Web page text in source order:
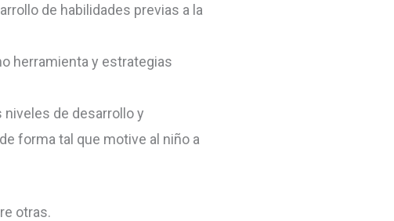
de habilidades previas a la
herramienta y estrategias
niveles de desarrollo y
forma tal que motive al niño a
otras.